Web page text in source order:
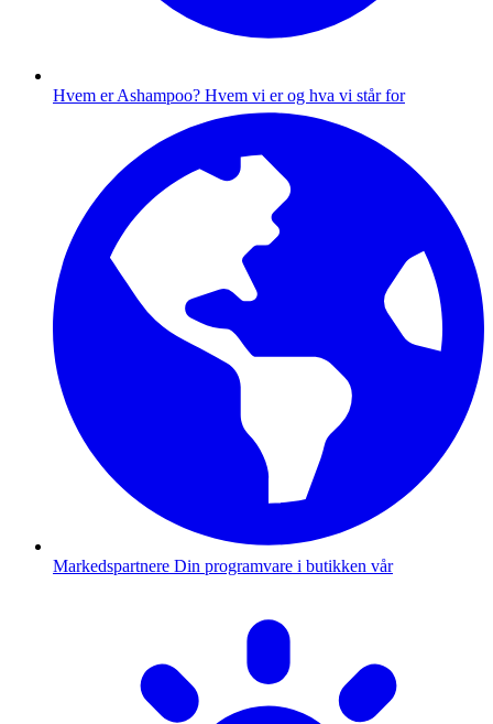
Hvem er Ashampoo? Hvem vi er og hva vi står for
Markedspartnere Din programvare i butikken vår